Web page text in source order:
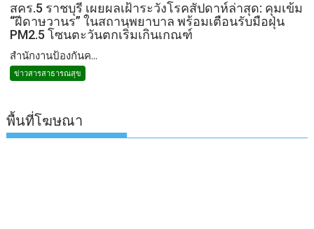
สคร.5 ราชบุรี เผยผลเฝ้าระวังโรคสัปดาห์ล่าสุด: คุมเข้ม
“ฝีดาษวานร” ในสถานพยาบาล พร้อมเตือนรับมือฝุ่น
PM2.5 โซนตะวันตกเริ่มเกินเกณฑ์
สำนักงานป้องกันค...
ข่าวสารสาธารณสุข
พื้นที่โฆษณา